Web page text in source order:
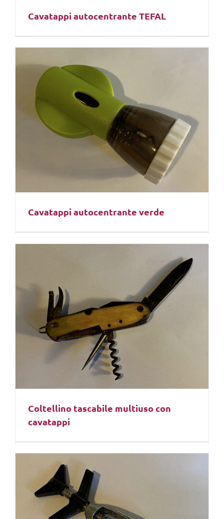
Cavatappi autocentrante TEFAL
Cavatappi autocentrante verde
Coltellino tascabile multiuso con
cavatappi